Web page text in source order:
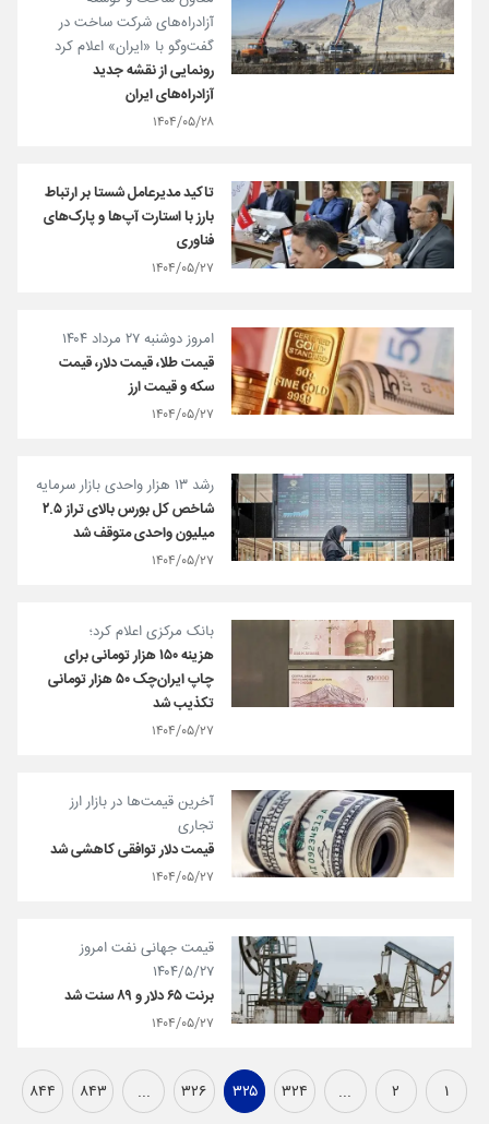
آزادراه‌های شرکت ساخت در
گفت‌وگو با «ایران» اعلام کرد
رونمایی از نقشه جدید
آزادراه‌های ایران
۱۴۰۴/۰۵/۲۸
تاکید مدیرعامل شستا بر ارتباط
بارز با استارت آپ‌ها و پارک‌های
فناوری
۱۴۰۴/۰۵/۲۷
امروز دوشنبه ۲۷ مرداد ۱۴۰۴
قیمت طلا، قیمت دلار، قیمت
سکه و قیمت ارز
۱۴۰۴/۰۵/۲۷
رشد ۱۳ هزار واحدی بازار سرمایه
شاخص کل بورس بالای تراز ۲.۵
میلیون واحدی متوقف شد
۱۴۰۴/۰۵/۲۷
بانک مرکزی اعلام کرد؛
هزینه ۱۵۰ هزار تومانی برای
چاپ ایران‌چک ۵۰ هزار تومانی
تکذیب شد
۱۴۰۴/۰۵/۲۷
آخرین قیمت‌ها در بازار ارز
تجاری
قیمت دلار توافقی کاهشی شد
۱۴۰۴/۰۵/۲۷
قیمت جهانی نفت امروز
۱۴۰۴/۵/۲۷
برنت ۶۵ دلار و ۸۹ سنت شد
۱۴۰۴/۰۵/۲۷
۱ ۲ ... ۳۲۴ ۳۲۵ ۳۲۶ ... ۸۴۳ ۸۴۴